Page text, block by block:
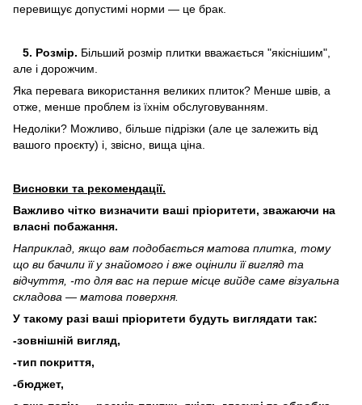
перевищує допустимі норми — це брак.
5. Розмір. Більший розмір плитки вважається "якіснішим",
але і дорожчим.
Яка перевага використання великих плиток? Менше швів, а
отже, менше проблем із їхнім обслуговуванням.
Недоліки? Можливо, більше підрізки (але це залежить від
вашого проєкту) і, звісно, вища ціна.
Висновки та рекомендації.
Важливо чітко визначити ваші пріоритети, зважаючи на
власні побажання.
Наприклад, якщо вам подобається матова плитка, тому
що ви бачили її у знайомого і вже оцінили її вигляд та
відчуття, -то для вас на перше місце вийде саме візуальна
складова — матова поверхня.
У такому разі ваші пріоритети будуть виглядати так:
-зовнішній вигляд,
-тип покриття,
-бюджет,